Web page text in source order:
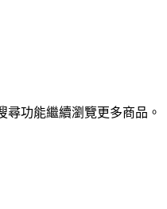
尋功能繼續瀏覽更多商品。